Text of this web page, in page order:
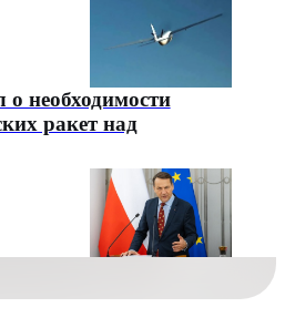
необходимости
ракет над